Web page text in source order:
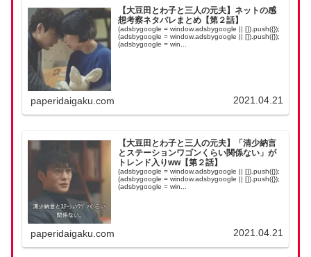
【大豆田とわ子と三人の元夫】ネットの感
想考察ネタバレまとめ【第２話】
(adsbygoogle = window.adsbygoogle || []).push({});
(adsbygoogle = window.adsbygoogle || []).push({});
(adsbygoogle = win...
paperidaigaku.com 2021.04.21
【大豆田とわ子と三人の元夫】「清少納言
とステーションワゴンくらい関係ない」が
トレンド入りww【第２話】
(adsbygoogle = window.adsbygoogle || []).push({});
(adsbygoogle = window.adsbygoogle || []).push({});
(adsbygoogle = win...
paperidaigaku.com 2021.04.21